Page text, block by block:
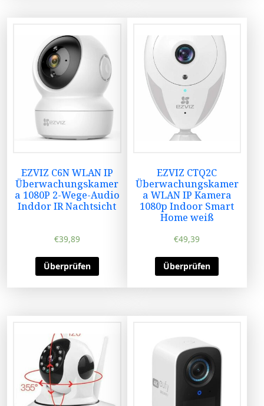
EZVIZ C6N WLAN IP
Überwachungskamer
a 1080P 2-Wege-Audio
Inddor IR Nachtsicht
€39,89
Überprüfen
EZVIZ CTQ2C
Überwachungskamer
a WLAN IP Kamera
1080p Indoor Smart
Home weiß
€49,39
Überprüfen